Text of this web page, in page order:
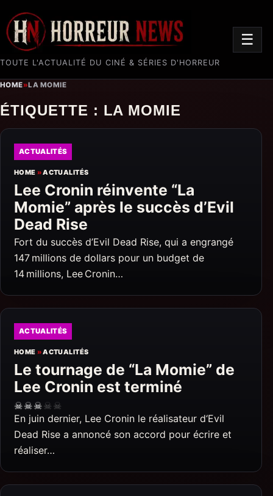
TOUTE L'ACTUALITÉ DU CINÉ & SÉRIES D'HORREUR
☰
HOME»LA MOMIE
ÉTIQUETTE : LA MOMIE
ACTUALITÉS
HOME »ACTUALITÉS
Lee Cronin réinvente “La
Momie” après le succès d’Evil
Dead Rise
Fort du succès d’Evil Dead Rise, qui a engrangé
147 millions de dollars pour un budget de
14 millions, Lee Cronin…
ACTUALITÉS
HOME »ACTUALITÉS
Le tournage de “La Momie” de
Lee Cronin est terminé
☠☠☠☠ ☠
En juin dernier, Lee Cronin le réalisateur d‘Evil
Dead Rise a annoncé son accord pour écrire et
réaliser…